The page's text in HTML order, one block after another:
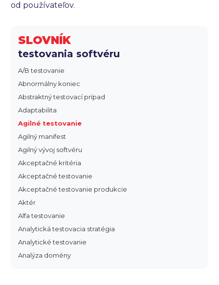
SLOVNÍK
testovania softvéru
A/B testovanie
Abnormálny koniec
Abstraktný testovací prípad
Adaptabilita
Agilné testovanie
Agilný manifest
Agilný vývoj softvéru
Akceptačné kritéria
Akceptačné testovanie
Akceptačné testovanie produkcie
Aktér
Alfa testovanie
Analytická testovacia stratégia
Analytické testovanie
Analýza domény
od používateľov.